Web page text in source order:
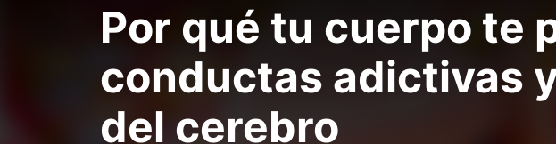
Por qué tu cuerpo te
conductas adictivas
del cerebro